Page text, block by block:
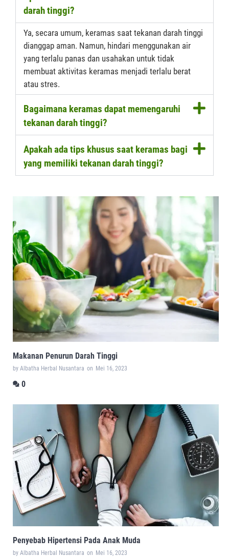
darah tinggi?
Ya, secara umum, keramas saat tekanan darah tinggi
dianggap aman. Namun, hindari menggunakan air
yang terlalu panas dan usahakan untuk tidak
membuat aktivitas keramas menjadi terlalu berat
atau stres.
Bagaimana keramas dapat memengaruhi
tekanan darah tinggi?
Apakah ada tips khusus saat keramas bagi
yang memiliki tekanan darah tinggi?
Makanan Penurun Darah Tinggi
by Albatha Herbal Nusantara on Mei 16, 2023
0
Penyebab Hipertensi Pada Anak Muda
by Albatha Herbal Nusantara on Mei 16, 2023